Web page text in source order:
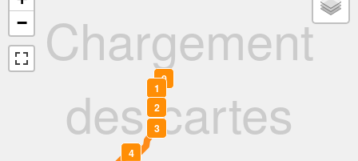
Chargement
des cartes
0
1
2
3
4
−